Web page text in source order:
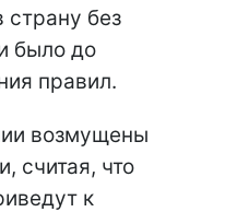
страну без
было до
правил.
возмущены
считая, что
к